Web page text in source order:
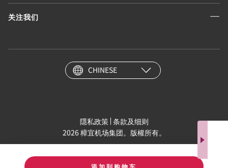
添加到购物车
关注我们
CHINESE
隱私政策 条款及细则
2026 樟宜机场集团。版權所有。